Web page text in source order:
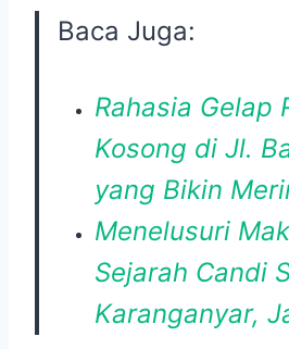
Baca Juga:
Rahasia Gelap
Kosong di Jl.
yang Bikin
Menelusuri
Sejarah Candi
Karanganyar,